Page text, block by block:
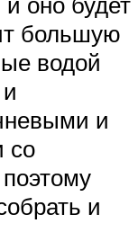
большую
водой
и
со
и